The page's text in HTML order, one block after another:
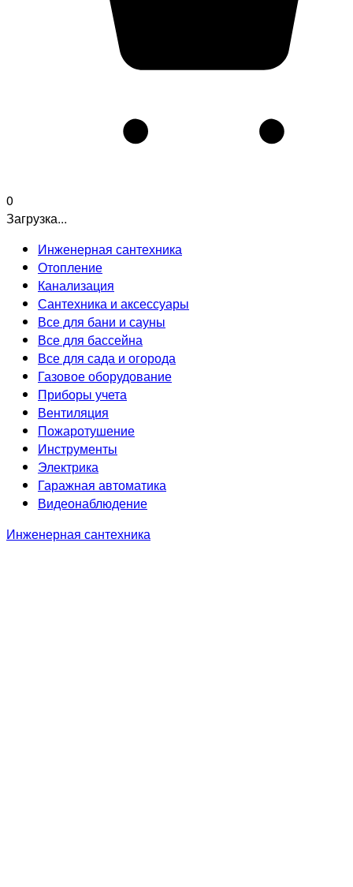
0
Загрузка...
Инженерная сантехника
Отопление
Канализация
Сантехника и аксессуары
Все для бани и сауны
Все для бассейна
Все для сада и огорода
Газовое оборудование
Приборы учета
Вентиляция
Пожаротушение
Инструменты
Электрика
Гаражная автоматика
Видеонаблюдение
Инженерная сантехника